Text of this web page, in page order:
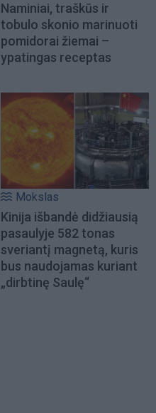
Naminiai, traškūs ir
tobulo skonio marinuoti
pomidorai žiemai –
ypatingas receptas
Mokslas
Kinija išbandė didžiausią
pasaulyje 582 tonas
sveriantį magnetą, kuris
bus naudojamas kuriant
„dirbtinę Saulę“